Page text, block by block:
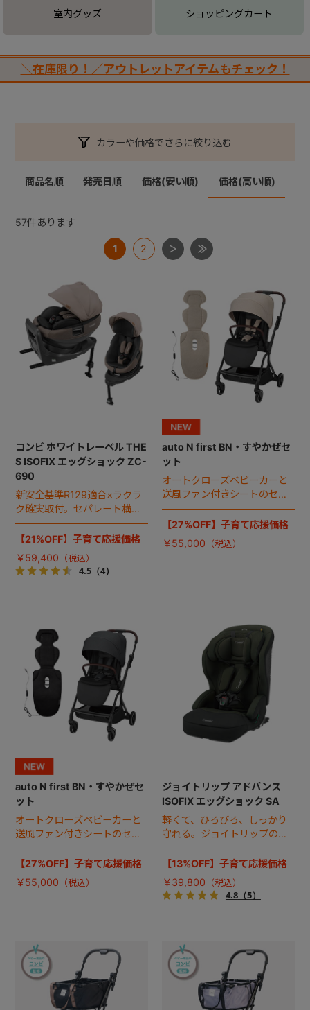
室内グッズ ショッピングカート
＼在庫限り！／アウトレットアイテムもチェック！
カラーや価格でさらに絞り込む
商品名順 発売日順 価格(安い順) 価格(高い順)
57件あります
1 2
コンビ ホワイトレーベル THE
S ISOFIX エッグショック ZC-
690
新安全基準R129適合×ラクラ
ク確実取付。セパレート構造
で安全性と使いやすさにこだ
わった「THE S（ザ・エ
ル。
【21%OFF】子育て応援価格
￥59,400
4.5（4）
auto N first BN・すやかぜセ
ット
オートクローズベビーカーと
送風ファン付きシートのセッ
ト。
【27%OFF】子育て応援価格
￥55,000
auto N first BN・すやかぜセ
ット
オートクローズベビーカーと
送風ファン付きシートのセッ
ト。
【27%OFF】子育て応援価格
￥55,000
ジョイトリップ アドバンス
ISOFIX エッグショック SA
軽くて、ひろびろ、しっかり
守れる。ジョイトリップの
ISOFIX対応モデル。
【13%OFF】子育て応援価格
￥39,800
4.8（5）